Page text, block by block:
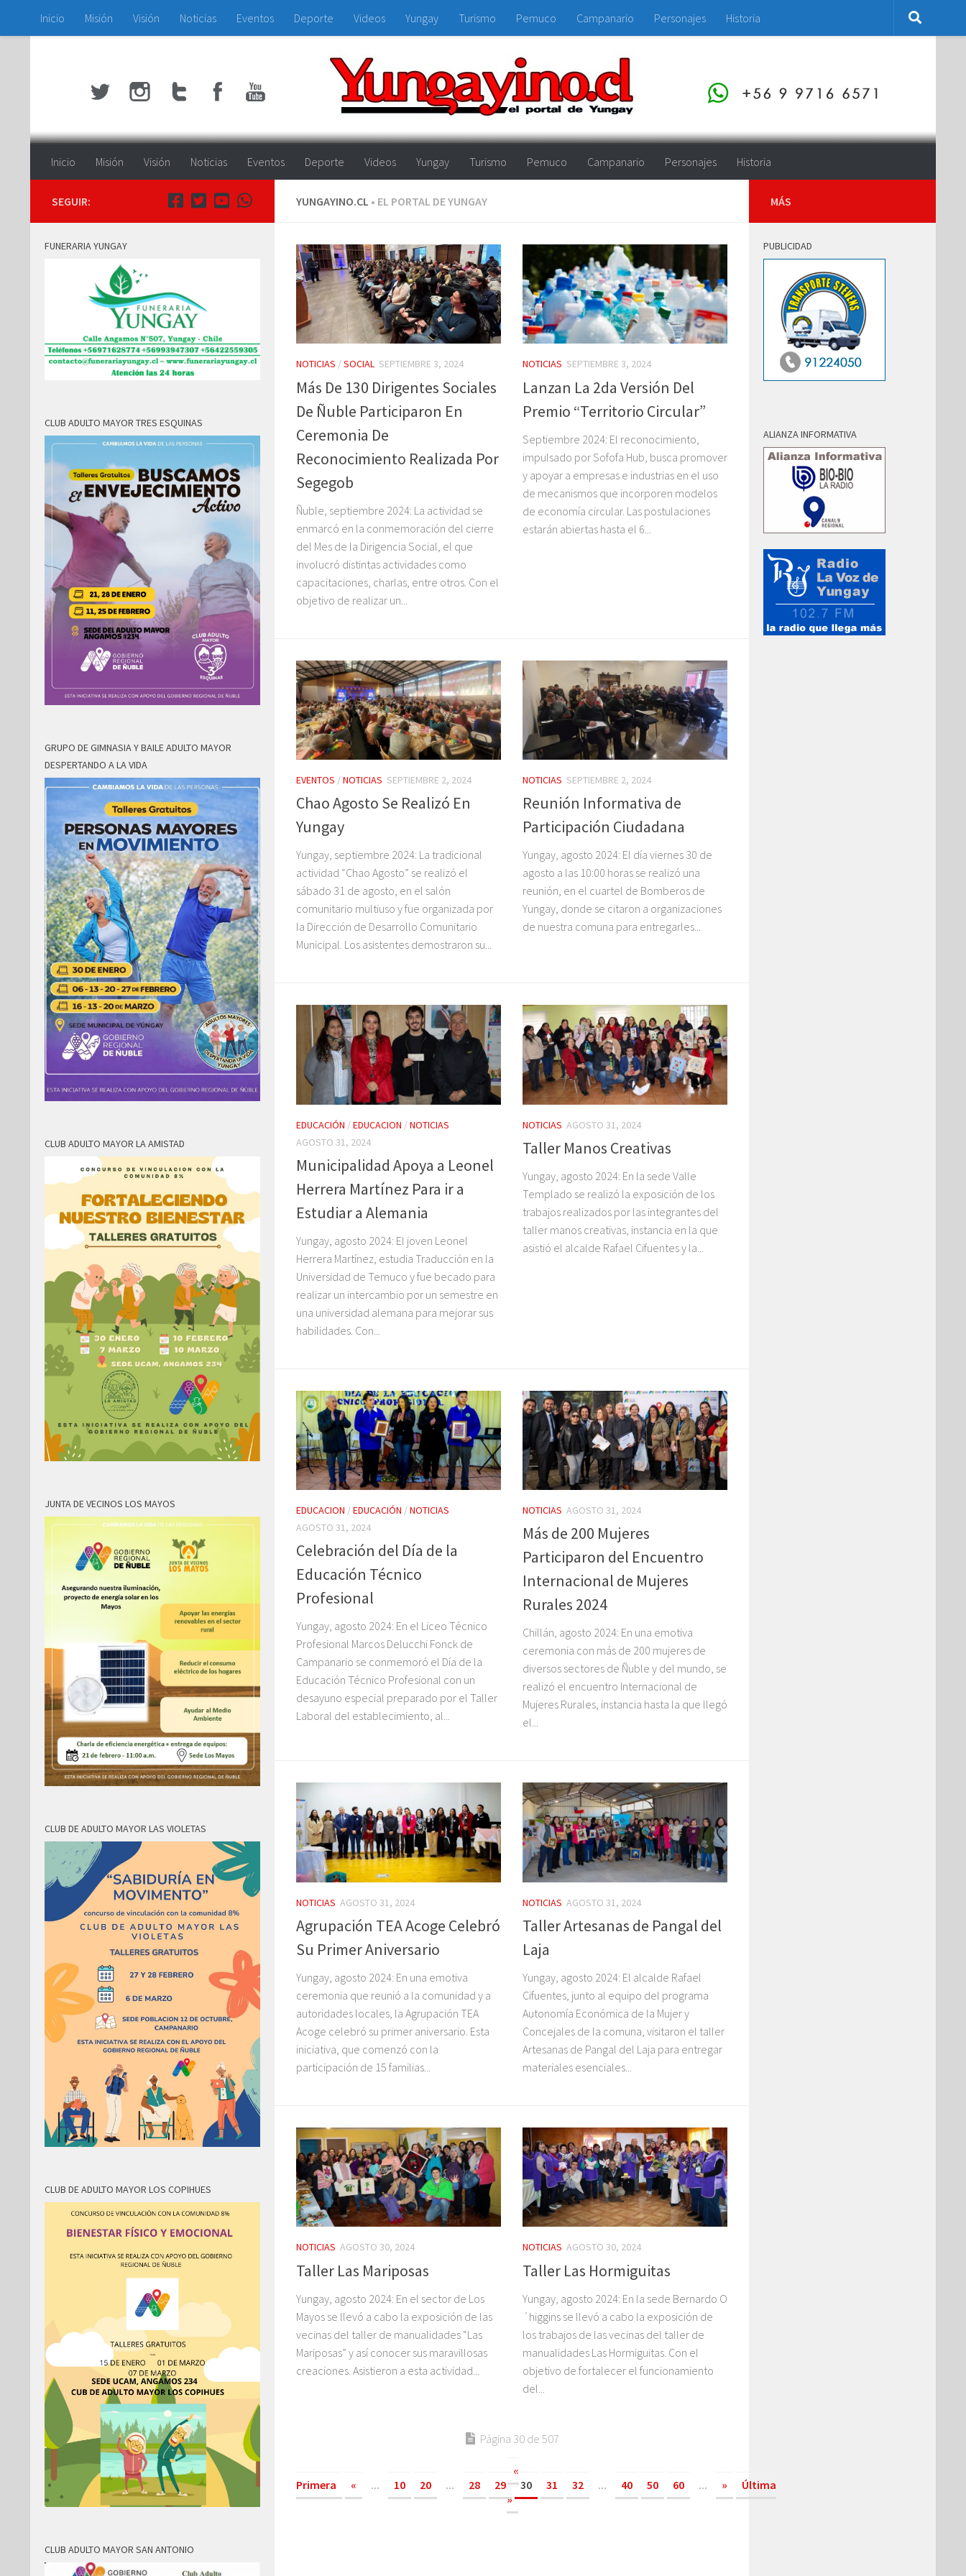
Saltar al contenido
Inicio Misión Visión Noticias Eventos Deporte Videos Yungay Turismo Pemuco Campanario Personajes Historia
Inicio Misión Visión Noticias Eventos Deporte Videos Yungay Turismo Pemuco Campanario Personajes Historia
YUNGAYINO.CL • EL PORTAL DE YUNGAY
NOTICIAS /SOCIAL SEPTIEMBRE 3, 2024
Más De 130 Dirigentes Sociales
De Ñuble Participaron En
Ceremonia De
Reconocimiento Realizada Por
Segegob
Ñuble, septiembre 2024: La actividad se
enmarcó en la conmemoración del cierre
del Mes de la Dirigencia Social, el que
involucró distintas actividades como
capacitaciones, charlas, entre otros. Con el
objetivo de realizar un...
NOTICIAS SEPTIEMBRE 3, 2024
Lanzan La 2da Versión Del
Premio “Territorio Circular”
Septiembre 2024: El reconocimiento,
impulsado por Sofofa Hub, busca promover
y apoyar a empresas e industrias en el uso
de mecanismos que incorporen modelos
de economía circular. Las postulaciones
estarán abiertas hasta el 6...
EVENTOS /NOTICIAS SEPTIEMBRE 2, 2024
Chao Agosto Se Realizó En
Yungay
Yungay, septiembre 2024: La tradicional
actividad “Chao Agosto” se realizó el
sábado 31 de agosto, en el salón
comunitario multiuso y fue organizada por
la Dirección de Desarrollo Comunitario
Municipal. Los asistentes demostraron su...
NOTICIAS SEPTIEMBRE 2, 2024
Reunión Informativa de
Participación Ciudadana
Yungay, agosto 2024: El día viernes 30 de
agosto a las 10:00 horas se realizó una
reunión, en el cuartel de Bomberos de
Yungay, donde se citaron a organizaciones
de nuestra comuna para entregarles...
EDUCACIÓN /EDUCACION /NOTICIAS
AGOSTO 31, 2024
Municipalidad Apoya a Leonel
Herrera Martínez Para ir a
Estudiar a Alemania
Yungay, agosto 2024: El joven Leonel
Herrera Martínez, estudia Traducción en la
Universidad de Temuco y fue becado para
realizar un intercambio por un semestre en
una universidad alemana para mejorar sus
habilidades. Con...
NOTICIAS AGOSTO 31, 2024
Taller Manos Creativas
Yungay, agosto 2024: En la sede Valle
Templado se realizó la exposición de los
trabajos realizados por las integrantes del
taller manos creativas, instancia en la que
asistió el alcalde Rafael Cifuentes y la...
EDUCACION /EDUCACIÓN /NOTICIAS
AGOSTO 31, 2024
Celebración del Día de la
Educación Técnico
Profesional
Yungay, agosto 2024: En el Liceo Técnico
Profesional Marcos Delucchi Fonck de
Campanario se conmemoró el Día de la
Educación Técnico Profesional con un
desayuno especial preparado por el Taller
Laboral del establecimiento, al...
NOTICIAS AGOSTO 31, 2024
Más de 200 Mujeres
Participaron del Encuentro
Internacional de Mujeres
Rurales 2024
Chillán, agosto 2024: En una emotiva
ceremonia con más de 200 mujeres de
diversos sectores de Ñuble y del mundo, se
realizó el encuentro Internacional de
Mujeres Rurales, instancia hasta la que llegó
el...
NOTICIAS AGOSTO 31, 2024
Agrupación TEA Acoge Celebró
Su Primer Aniversario
Yungay, agosto 2024: En una emotiva
ceremonia que reunió a la comunidad y a
autoridades locales, la Agrupación TEA
Acoge celebró su primer aniversario. Esta
iniciativa, que comenzó con la
participación de 15 familias...
NOTICIAS AGOSTO 31, 2024
Taller Artesanas de Pangal del
Laja
Yungay, agosto 2024: El alcalde Rafael
Cifuentes, junto al equipo del programa
Autonomía Económica de la Mujer y
Concejales de la comuna, visitaron el taller
Artesanas de Pangal del Laja para entregar
materiales esenciales...
NOTICIAS AGOSTO 30, 2024
Taller Las Mariposas
Yungay, agosto 2024: En el sector de Los
Mayos se llevó a cabo la exposición de las
vecinas del taller de manualidades “Las
Mariposas” y así conocer sus maravillosas
creaciones. Asistieron a esta actividad...
NOTICIAS AGOSTO 30, 2024
Taller Las Hormiguitas
Yungay, agosto 2024: En la sede Bernardo O
´higgins se llevó a cabo la exposición de
los trabajos de las vecinas del taller de
manualidades Las Hormiguitas. Con el
objetivo de fortalecer el funcionamiento
del...
Página 30 de 507
«
Primera
« ... 10 20 ... 28 29 30 31 32 ... 40 50 60 ... »
Última
»
SEGUIR:
FUNERARIA YUNGAY
CLUB ADULTO MAYOR TRES ESQUINAS
GRUPO DE GIMNASIA Y BAILE ADULTO MAYOR
DESPERTANDO A LA VIDA
CLUB ADULTO MAYOR LA AMISTAD
JUNTA DE VECINOS LOS MAYOS
CLUB DE ADULTO MAYOR LAS VIOLETAS
CLUB DE ADULTO MAYOR LOS COPIHUES
CLUB ADULTO MAYOR SAN ANTONIO
MÁS
PUBLICIDAD
ALIANZA INFORMATIVA